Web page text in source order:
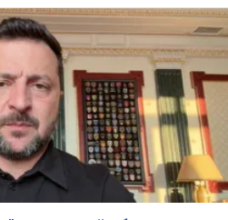
FREYJA,
и поддержке аграриев.
к совместному
учителям повысят
подробности